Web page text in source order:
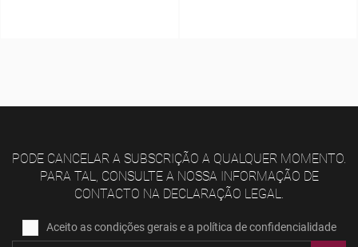
PODE CANCELAR A SUBSCRIÇÃO A QUALQUER MOMENTO.
PARA TAL, CONSULTE A NOSSA INFORMAÇÃO DE
CONTACTO NA DECLARAÇÃO LEGAL.
Aceito as condições gerais e a política de confidencialidade